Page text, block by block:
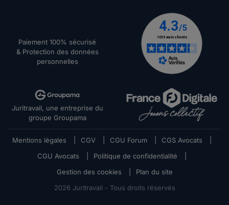
Paiement 100% sécurisé
& Protection des données
personnelles
Juritravail, une entreprise du
groupe Groupama
Mentions légales CGV CGU Forum CGS Avocats
CGU Avocats
Politique de confidentialité
Gestion des cookies
Plan du site
2026 Juritravail - Tous droits réservés